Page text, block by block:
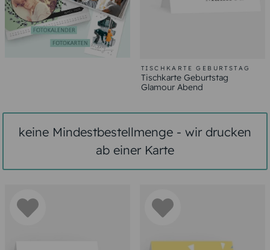
TISCHKARTE GEBURTSTAG
Tischkarte Geburtstag
Glamour Abend
keine Mindestbestellmenge - wir drucken
ab einer Karte